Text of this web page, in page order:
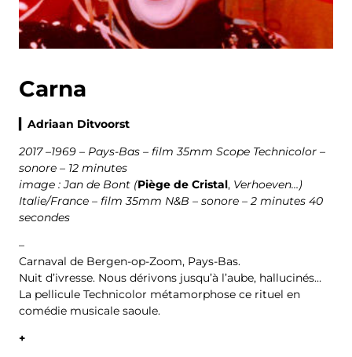
Carna
▎Adriaan Ditvoorst
2017 –1969 – Pays-Bas – film 35mm Scope Technicolor –
sonore – 12 minutes
image : Jan de Bont (Piège de Cristal, Verhoeven…)
Italie/France – film 35mm N&B – sonore – 2 minutes 40
secondes
–
Carnaval de Bergen-op-Zoom, Pays-Bas.
Nuit d’ivresse. Nous dérivons jusqu’à l’aube, hallucinés…
La pellicule Technicolor métamorphose ce rituel en
comédie musicale saoule.
+